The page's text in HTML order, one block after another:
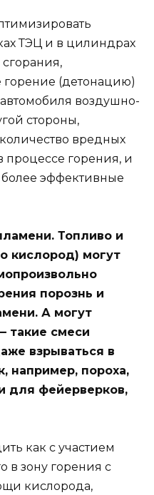
ТЭЦ и в цилиндрах
горение (детонацию)
воздушно-
стороны,
вредных
процессе горения, и
эффективные
Топливо и
кислород) могут
порознь и
А могут
такие смеси
взрываться в
например, пороха,
для фейерверков,
как с участием
в зону горения с
кислорода,